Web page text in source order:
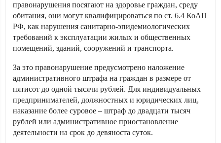
правонарушения посягают на здоровье граждан, среду
обитания, они могут квалифицироваться по ст. 6.4 КоАП
РФ, как нарушения санитарно-эпидемиологических
требований к эксплуатации жилых и общественных
помещений, зданий, сооружений и транспорта.
За это правонарушение предусмотрено наложение
административного штрафа на граждан в размере от
пятисот до одной тысячи рублей. Для индивидуальных
предпринимателей, должностных и юридических лиц,
наказание более суровое – штраф до двадцати тысяч
рублей или административное приостановление
деятельности на срок до девяноста суток.